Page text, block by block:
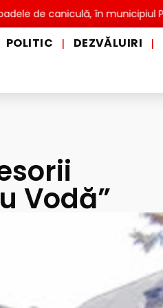
în municipiul Pitești!
POLITIC | DEZVĂLUIRI |
Vodă”